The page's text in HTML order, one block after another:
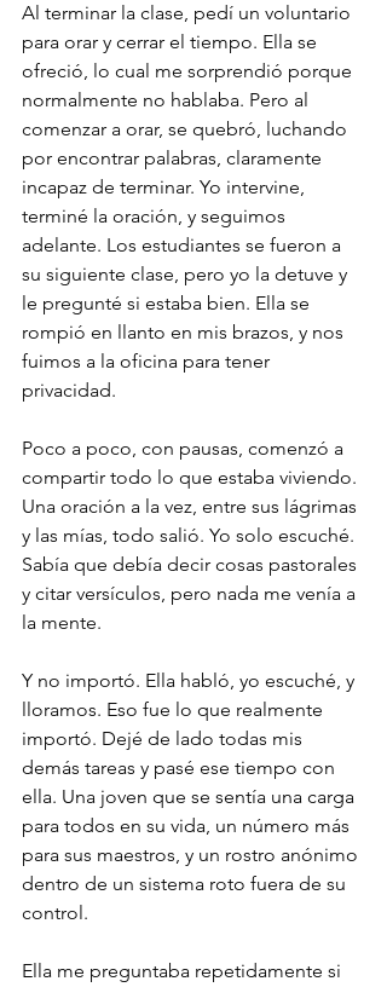
Al terminar la clase, pedí un voluntario
para orar y cerrar el tiempo. Ella se
ofreció, lo cual me sorprendió porque
normalmente no hablaba. Pero al
comenzar a orar, se quebró, luchando
por encontrar palabras, claramente
incapaz de terminar. Yo intervine,
terminé la oración, y seguimos
adelante. Los estudiantes se fueron a
su siguiente clase, pero yo la detuve y
le pregunté si estaba bien. Ella se
rompió en llanto en mis brazos, y nos
fuimos a la oficina para tener
privacidad.
Poco a poco, con pausas, comenzó a
compartir todo lo que estaba viviendo.
Una oración a la vez, entre sus lágrimas
y las mías, todo salió. Yo solo escuché.
Sabía que debía decir cosas pastorales
y citar versículos, pero nada me venía a
la mente.
Y no importó. Ella habló, yo escuché, y
lloramos. Eso fue lo que realmente
importó. Dejé de lado todas mis
demás tareas y pasé ese tiempo con
ella. Una joven que se sentía una carga
para todos en su vida, un número más
para sus maestros, y un rostro anónimo
dentro de un sistema roto fuera de su
control.
Ella me preguntaba repetidamente si